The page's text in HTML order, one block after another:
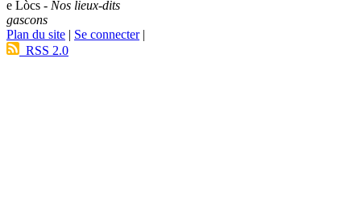
e Lòcs - Nos lieux-dits
gascons
Plan du site | Se connecter|
RSS 2.0